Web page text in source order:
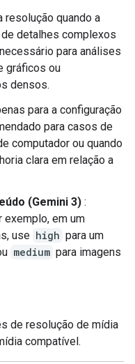
resolução quando a
detalhes complexos
para análises
gráficos ou
densos.
para a configuração
para casos de
computador ou quando
clara em relação a
(Gemini 3) :
em um
use high para um
medium para imagens
de resolução de mídia
compatível.